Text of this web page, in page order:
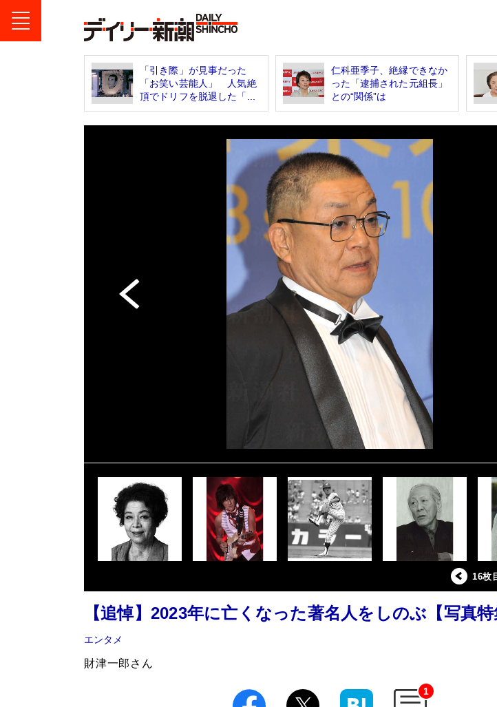
「引き際」が見事だった
「お笑い芸能人」 人気絶
頂でドリフを脱退した「...
仁科亜季子、絶縁できなか
った「逮捕された元組長」
との“関係”は
16枚
【追悼】2023年に亡くなった著名人をしのぶ【写真特
エンタメ
財津一郎さん
1